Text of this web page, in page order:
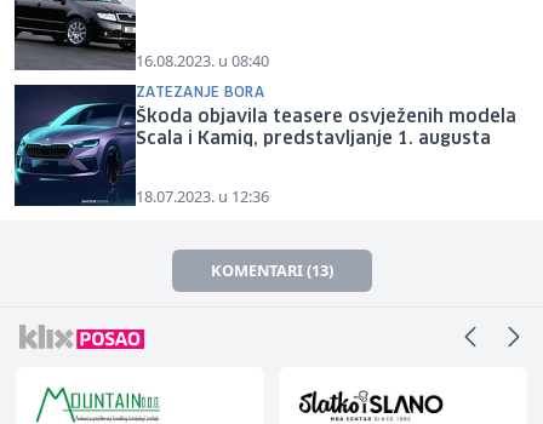
16.08.2023. u 08:40
ZATEZANJE BORA
Škoda objavila teasere osvježenih modela
Scala i Kamiq, predstavljanje 1. augusta
18.07.2023. u 12:36
KOMENTARI (13)